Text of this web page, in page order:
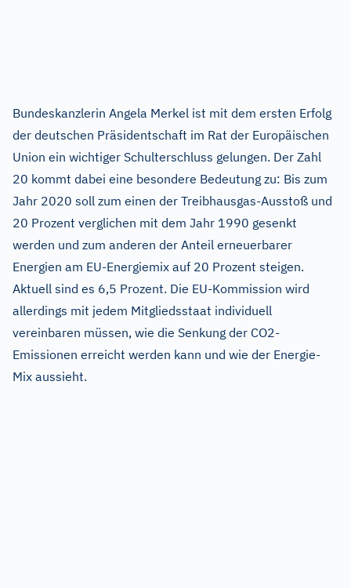
Bundeskanzlerin Angela Merkel ist mit dem ersten Erfolg
der deutschen Präsidentschaft im Rat der Europäischen
Union ein wichtiger Schulterschluss gelungen. Der Zahl
20 kommt dabei eine besondere Bedeutung zu: Bis zum
Jahr 2020 soll zum einen der Treibhausgas-Ausstoß und
20 Prozent verglichen mit dem Jahr 1990 gesenkt
werden und zum anderen der Anteil erneuerbarer
Energien am EU-Energiemix auf 20 Prozent steigen.
Aktuell sind es 6,5 Prozent. Die EU-Kommission wird
allerdings mit jedem Mitgliedsstaat individuell
vereinbaren müssen, wie die Senkung der CO2-
Emissionen erreicht werden kann und wie der Energie-
Mix aussieht.